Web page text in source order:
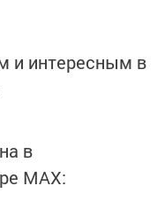
и интересным в
в
MАХ: